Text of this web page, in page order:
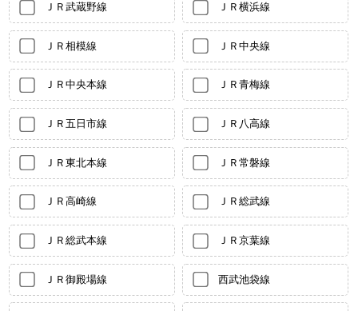
ＪＲ武蔵野線 ＪＲ横浜線
ＪＲ相模線 ＪＲ中央線
ＪＲ中央本線 ＪＲ青梅線
ＪＲ五日市線 ＪＲ八高線
ＪＲ東北本線 ＪＲ常磐線
ＪＲ高崎線 ＪＲ総武線
ＪＲ総武本線 ＪＲ京葉線
ＪＲ御殿場線 西武池袋線